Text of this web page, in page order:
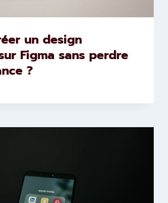
un design
Figma sans perdre
?